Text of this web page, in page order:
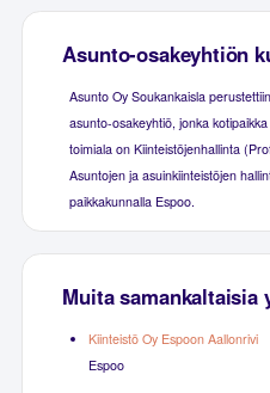
Asunto-osakeyhtiön
Asunto Oy Soukankaisla
asunto-osakeyhtiö, jonka
toimiala on Kiinteistöjenhallinta
Asuntojen ja asuinkiinteistöjen
paikkakunnalla Espoo.
Muita samankaltaisia
Kiinteistö Oy Espoon Aallonrivi
Espoo